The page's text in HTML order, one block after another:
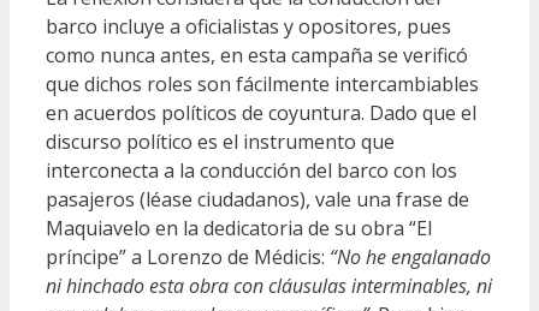
barco incluye a oficialistas y opositores, pues
como nunca antes, en esta campaña se verificó
que dichos roles son fácilmente intercambiables
en acuerdos políticos de coyuntura. Dado que el
discurso político es el instrumento que
interconecta a la conducción del barco con los
pasajeros (léase ciudadanos), vale una frase de
Maquiavelo en la dedicatoria de su obra “El
príncipe” a Lorenzo de Médicis: “No he engalanado
ni hinchado esta obra con cláusulas interminables, ni